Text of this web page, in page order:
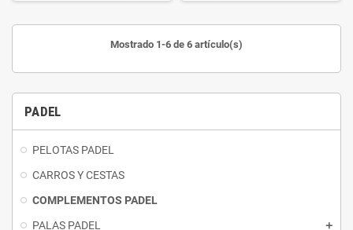
PADEL
PELOTAS PADEL
CARROS Y CESTAS
COMPLEMENTOS PADEL
PALAS PADEL
Mostrado 1-6 de 6 artículo(s)